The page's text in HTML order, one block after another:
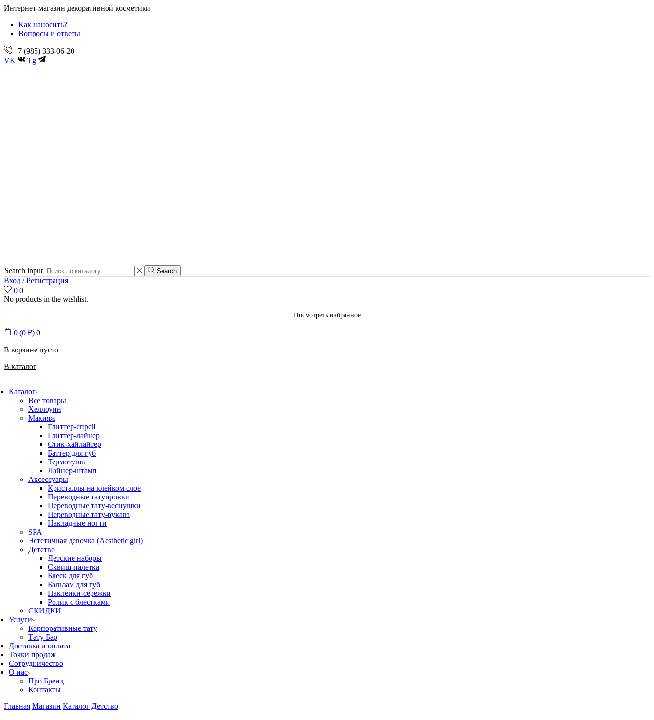
Интернет-магазин декоративной косметики
Как наносить?
Вопросы и ответы
+7 (985) 333-06-20
VK
Tg
Search input Search
Вход / Регистрация
0 0
No products in the wishlist.
Посмотреть избранное
0 (0 ₽) 0
В корзине пусто
В каталог
Каталог
Все товары
Хеллоуин
Макияж
Глиттер-спрей
Глиттер-лайнер
Стик-хайлайтер
Баттер для губ
Термотушь
Лайнер-штамп
Аксессуары
Кристаллы на клейком слое
Переводные татуировки
Переводные тату-веснушки
Переводные тату-рукава
Накладные ногти
SPA
Эстетичная девочка (Aesthetic girl)
Детство
Детские наборы
Сквиш-палетка
Блеск для губ
Бальзам для губ
Наклейки-серёжки
Ролик с блестками
СКИДКИ
Услуги
Корпоративные тату
Тату Бар
Доставка и оплата
Точки продаж
Сотрудничество
О нас
Про Бренд
Контакты
Главная Магазин Каталог Детство